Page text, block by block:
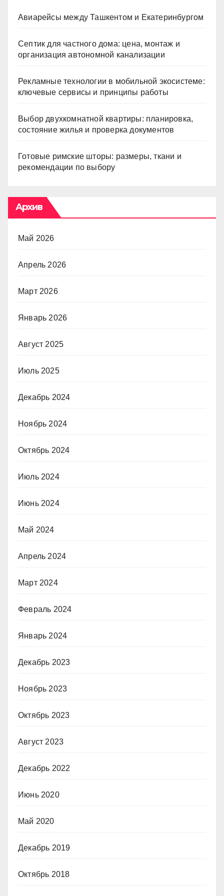
Авиарейсы между Ташкентом и Екатеринбургом
Септик для частного дома: цена, монтаж и
организация автономной канализации
Рекламные технологии в мобильной экосистеме:
ключевые сервисы и принципы работы
Выбор двухкомнатной квартиры: планировка,
состояние жилья и проверка документов
Готовые римские шторы: размеры, ткани и
рекомендации по выбору
Архив
Май 2026
Апрель 2026
Март 2026
Январь 2026
Август 2025
Июль 2025
Декабрь 2024
Ноябрь 2024
Октябрь 2024
Июль 2024
Июнь 2024
Май 2024
Апрель 2024
Март 2024
Февраль 2024
Январь 2024
Декабрь 2023
Ноябрь 2023
Октябрь 2023
Август 2023
Декабрь 2022
Июнь 2020
Май 2020
Декабрь 2019
Октябрь 2018